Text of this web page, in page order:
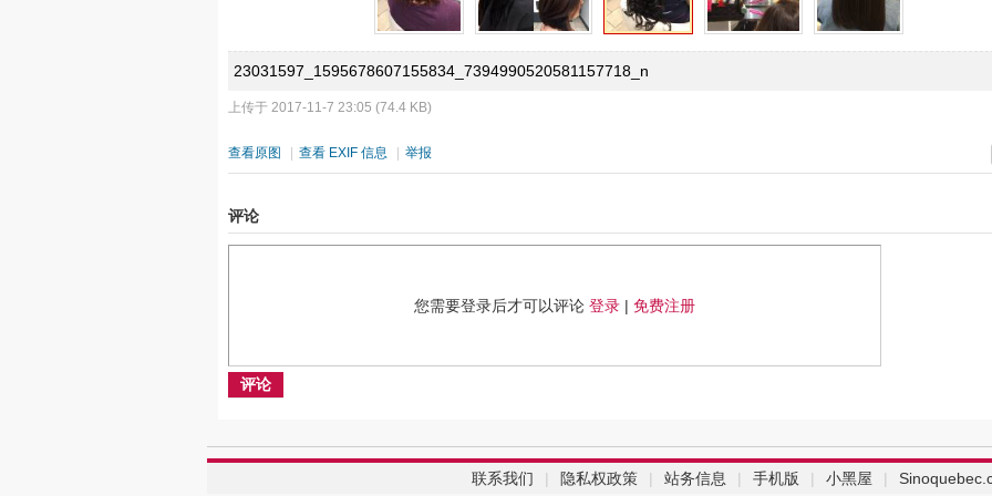
23031597_1595678607155834_7394990520581157718_n
上传于 2017-11-7 23:05 (74.4 KB)
查看原图 查看 EXIF 信息 举报
评论
您需要登录后才可以评论 登录 | 免费注册
评论
联系我们 | 隐私权政策 | 站务信息 | 手机版 | 小黑屋 |